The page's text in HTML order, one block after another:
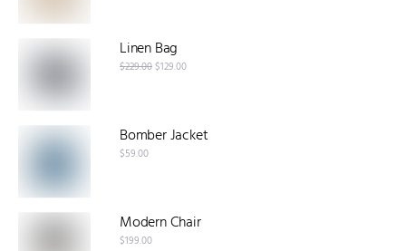
Linen Bag
$229.00$129.00
Bomber Jacket
$59.00
Modern Chair
$199.00